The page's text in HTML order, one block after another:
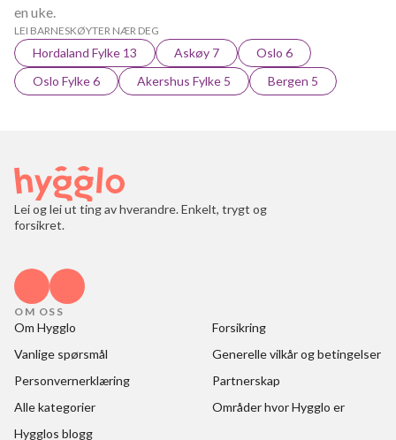
en uke.
LEI BARNESKØYTER NÆR DEG
Hordaland Fylke 13 Askøy 7
Oslo 6
Oslo Fylke 6
Akershus Fylke 5 Bergen 5
Lei og lei ut ting av hverandre. Enkelt, trygt og
forsikret.
OM OSS
Om Hygglo
Forsikring
Vanlige spørsmål
Generelle vilkår og betingelser
Personvernerklæring
Partnerskap
Alle kategorier
Områder hvor Hygglo er
Hygglos blogg